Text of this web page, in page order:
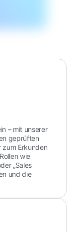
– mit unserer
geprüften
zum Erkunden
wie
„Sales
und die